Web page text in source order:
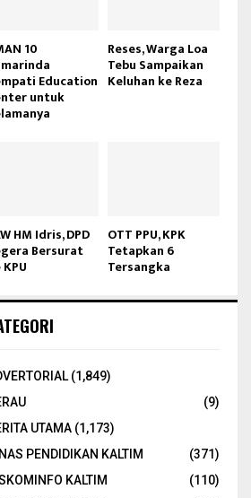
10
Education
untuk
Reses, Warga Loa
Tebu Sampaikan
Keluhan ke Reza
HM Idris, DPD
Bersurat
OTT PPU, KPK
Tetapkan 6
Tersangka
(1,849)
(9)
UTAMA (1,173)
PENDIDIKAN KALTIM
(371)
KALTIM
(110)